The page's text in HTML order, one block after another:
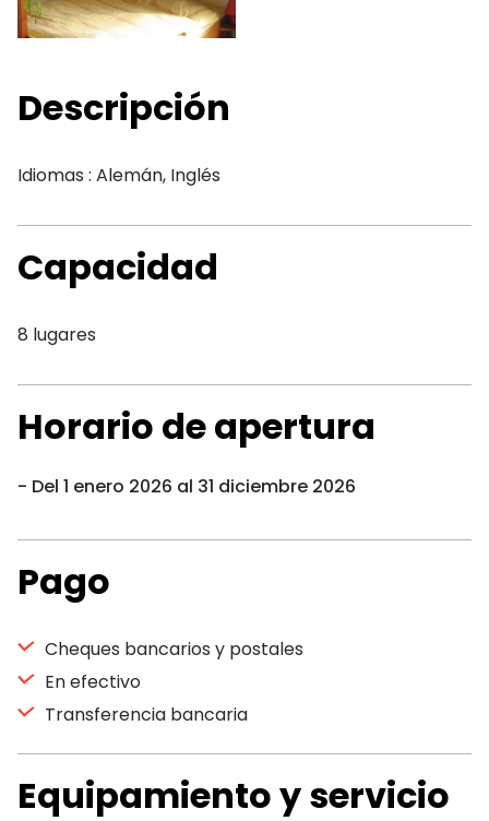
Descripción
Idiomas : Alemán, Inglés
Capacidad
8 lugares
Horario de apertura
Del 1 enero 2026 al 31 diciembre 2026
Pago
Cheques bancarios y postales
En efectivo
Transferencia bancaria
Equipamiento y servicio